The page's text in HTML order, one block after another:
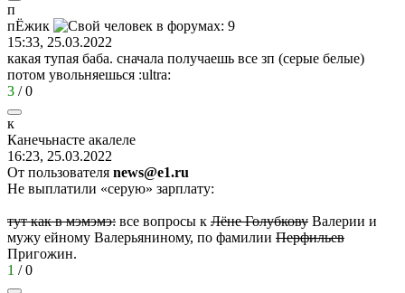
п
пЁжик
15:33, 25.03.2022
какая тупая баба. сначала получаешь все зп (серые белые)
потом увольняешься :ultra:
3 /0
к
Канечьнасте акалеле
16:23, 25.03.2022
От пользователя news@e1.ru
Не выплатили «серую» зарплату:
тут как в мэмэмэ: все вопросы к Лёне Голубкову Валерии и
мужу ейному Валерьяниному, по фамилии Перфильев
Пригожин.
1 /0